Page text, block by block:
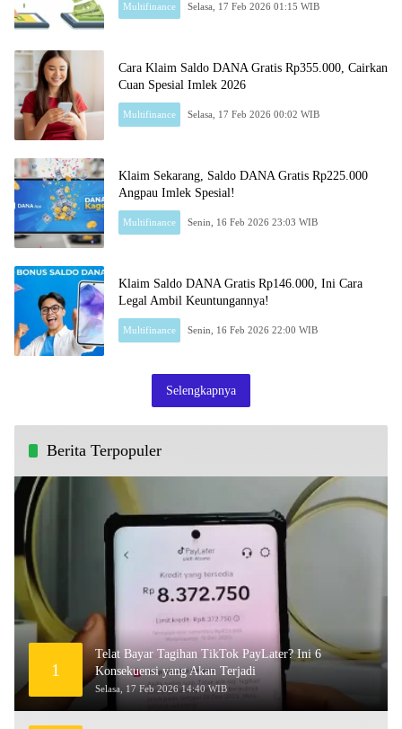
Multifinance Selasa, 17 Feb 2026 01:15 WIB
Cara Klaim Saldo DANA Gratis Rp355.000, Cairkan
Cuan Spesial Imlek 2026
Multifinance Selasa, 17 Feb 2026 00:02 WIB
Klaim Sekarang, Saldo DANA Gratis Rp225.000
Angpau Imlek Spesial!
Multifinance Senin, 16 Feb 2026 23:03 WIB
Klaim Saldo DANA Gratis Rp146.000, Ini Cara
Legal Ambil Keuntungannya!
Multifinance Senin, 16 Feb 2026 22:00 WIB
Selengkapnya
Berita Terpopuler
1
Telat Bayar Tagihan TikTok PayLater? Ini 6
Konsekuensi yang Akan Terjadi
Selasa, 17 Feb 2026 14:40 WIB